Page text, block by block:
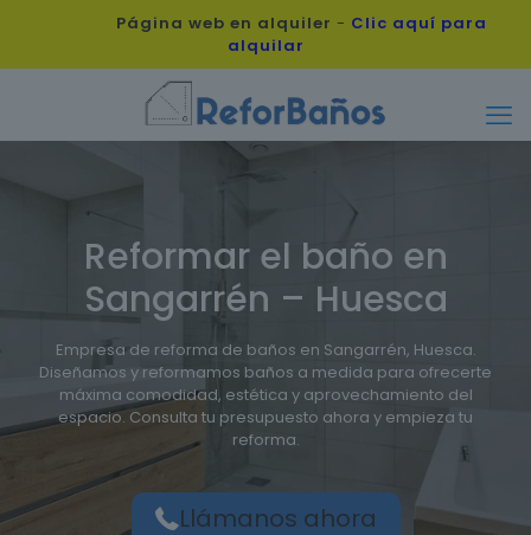
Página web en alquiler - Clic aquí para
alquilar
Reformar el baño en
Sangarrén – Huesca
Empresa de reforma de baños en Sangarrén, Huesca.
Diseñamos y reformamos baños a medida para ofrecerte
máxima comodidad, estética y aprovechamiento del
espacio. Consulta tu presupuesto ahora y empieza tu
reforma.
Llámanos ahora